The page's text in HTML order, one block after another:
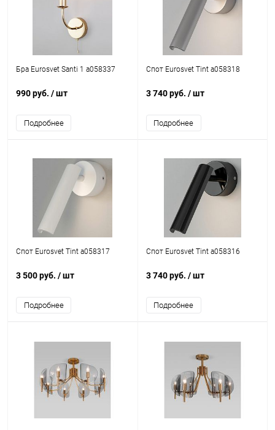
Бра Eurosvet Santi 1 a058337
990 руб. / шт
Подробнее
Спот Eurosvet Tint a058318
3 740 руб. / шт
Подробнее
Спот Eurosvet Tint a058317
3 500 руб. / шт
Подробнее
Спот Eurosvet Tint a058316
3 740 руб. / шт
Подробнее